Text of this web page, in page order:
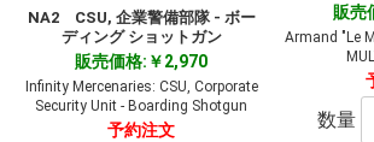
NA2 CSU, 企業警備部隊 - ボー
ディング ショットガン
販売価格:￥2,970
Infinity Mercenaries: CSU, Corporate
Security Unit - Boarding Shotgun
予約注文
販売
Armand "Le
数量